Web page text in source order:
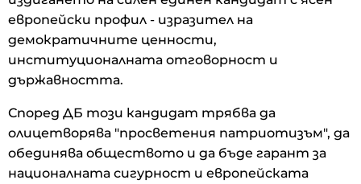
европейски профил - изразител на
демократичните ценности,
институционалната отговорност и
държавността.
Според ДБ този кандидат трябва да
олицетворява "просветения патриотизъм", да
обединява обществото и да бъде гарант за
националната сигурност и европейската